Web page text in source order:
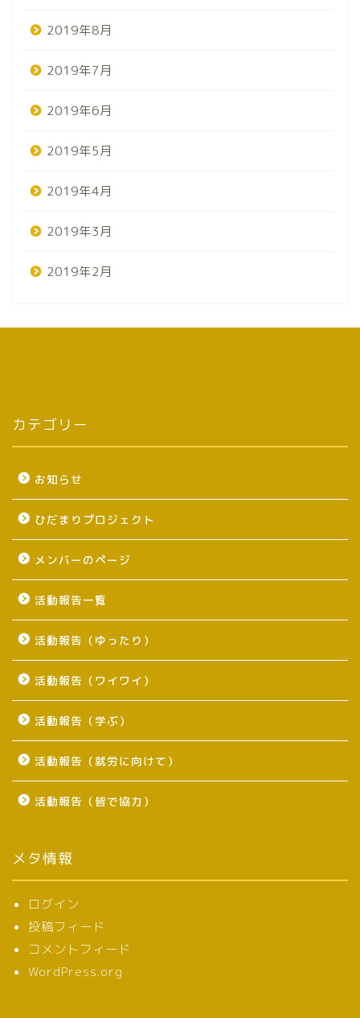
2019年8月
2019年7月
2019年6月
2019年5月
2019年4月
2019年3月
2019年2月
カテゴリー
お知らせ
ひだまりプロジェクト
メンバーのページ
活動報告一覧
活動報告（ゆったり）
活動報告（ワイワイ）
活動報告（学ぶ）
活動報告（就労に向けて）
活動報告（皆で協力）
メタ情報
ログイン
投稿フィード
コメントフィード
WordPress.org